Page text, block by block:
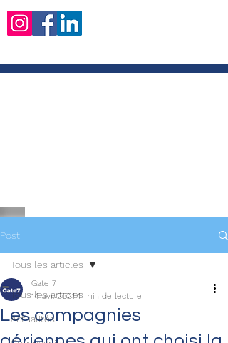
Post
Tous les articles
Actualités
Tous les articles
Les compagnies
Gate 7
14 avr. 20214 min de lecture